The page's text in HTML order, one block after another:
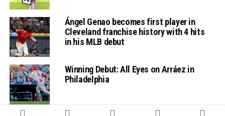
Ángel Genao becomes first player in
Cleveland franchise history with 4 hits
in his MLB debut
Winning Debut: All Eyes on Arráez in
Philadelphia